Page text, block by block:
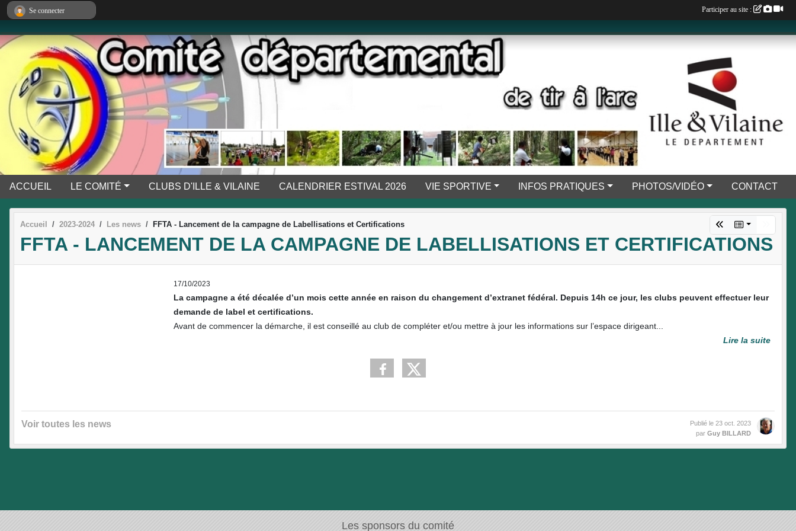
ACCUEIL LE COMITÉ CLUBS D'ILLE & VILAINE CALENDRIER ESTIVAL 2026 VIE SPORTIVE INFOS PRATIQUES PHOTOS/VIDÉO CONTACT
Accueil 2023-2024 Les news FFTA - Lancement de la campagne de Labellisations et Certifications
FFTA - LANCEMENT DE LA CAMPAGNE DE LABELLISATIONS ET CERTIFICATIONS
17/10/2023
La campagne a été décalée d’un mois cette année en raison du changement d’extranet fédéral. Depuis 14h ce jour, les clubs peuvent effectuer leur
demande de label et certifications.
Avant de commencer la démarche, il est conseillé au club de compléter et/ou mettre à jour les informations sur l’espace dirigeant...
Lire la suite
Voir toutes les news Publié le 23 oct. 2023
par Guy BILLARD
Les sponsors du comité
Se connecter Participer au site :
Panneau de gestion des cookies